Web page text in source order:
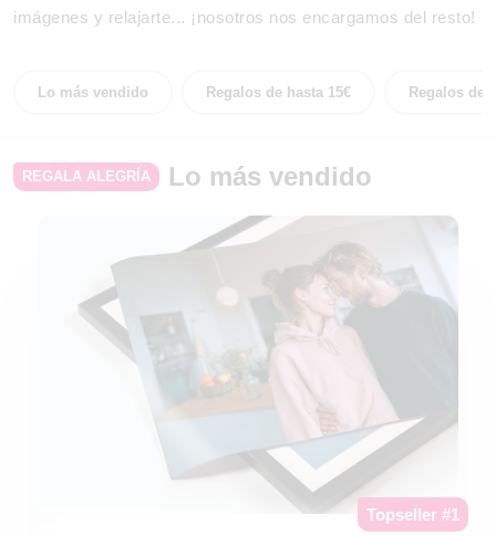
imágenes y relajarte... ¡nosotros nos encargamos del resto!
Lo más vendido Regalos de hasta 15€ Regalos de
REGALA ALEGRÍA Lo más vendido
Topseller #1